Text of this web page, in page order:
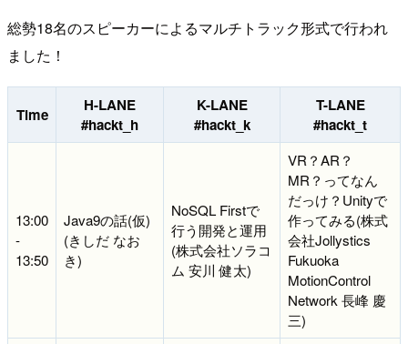
総勢18名のスピーカーによるマルチトラック形式で行われ
ました！
Time
H-LANE
#hackt_h
K-LANE
#hackt_k
T-LANE
#hackt_t
13:00
-
13:50
Java9の話(仮)
(きしだ なお
き)
NoSQL Firstで
行う開発と運用
(株式会社ソラコ
ム 安川 健太)
VR？AR？
MR？ってなん
だっけ？Unityで
作ってみる(株式
会社Jollystics
Fukuoka
MotionControl
Network 長峰 慶
三)